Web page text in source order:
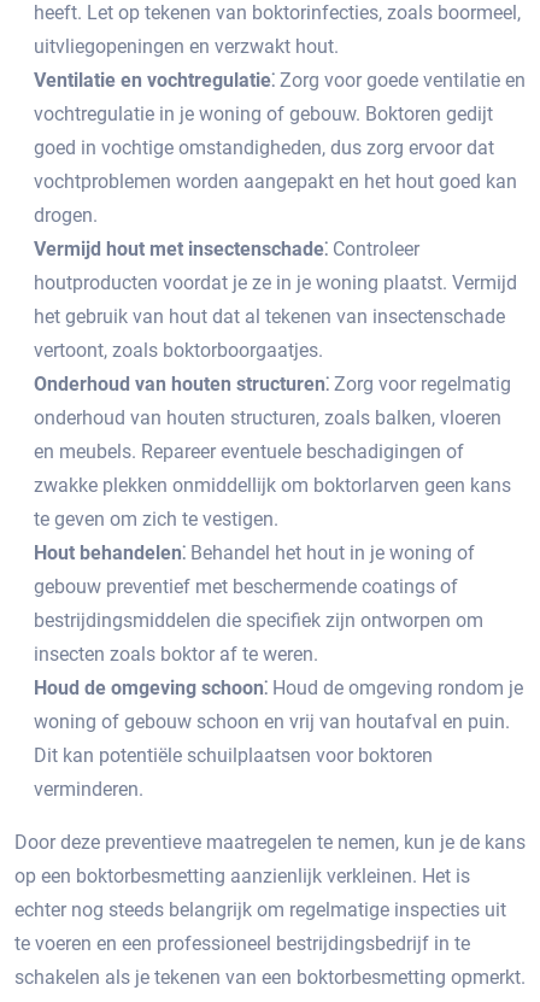
heeft.​ Let op tekenen van boktorinfecties, zoals boormeel,
uitvliegopeningen en verzwakt hout.​
Ventilatie en vochtregulatie⁚ Zorg voor goede ventilatie en
vochtregulatie in je woning of gebouw.​ Boktoren gedijt
goed in vochtige omstandigheden, dus zorg ervoor dat
vochtproblemen worden aangepakt en het hout goed kan
drogen.​
Vermijd hout met insectenschade⁚ Controleer
houtproducten voordat je ze in je woning plaatst.​ Vermijd
het gebruik van hout dat al tekenen van insectenschade
vertoont, zoals boktorboorgaatjes.​
Onderhoud van houten structuren⁚ Zorg voor regelmatig
onderhoud van houten structuren, zoals balken, vloeren
en meubels.​ Repareer eventuele beschadigingen of
zwakke plekken onmiddellijk om boktorlarven geen kans
te geven om zich te vestigen.
Hout behandelen⁚ Behandel het hout in je woning of
gebouw preventief met beschermende coatings of
bestrijdingsmiddelen die specifiek zijn ontworpen om
insecten zoals boktor af te weren.​
Houd de omgeving schoon⁚ Houd de omgeving rondom je
woning of gebouw schoon en vrij van houtafval en puin.​
Dit kan potentiële schuilplaatsen voor boktoren
verminderen.​
Door deze preventieve maatregelen te nemen, kun je de kans
op een boktorbesmetting aanzienlijk verkleinen.​ Het is
echter nog steeds belangrijk om regelmatige inspecties uit
te voeren en een professioneel bestrijdingsbedrijf in te
schakelen als je tekenen van een boktorbesmetting opmerkt.​